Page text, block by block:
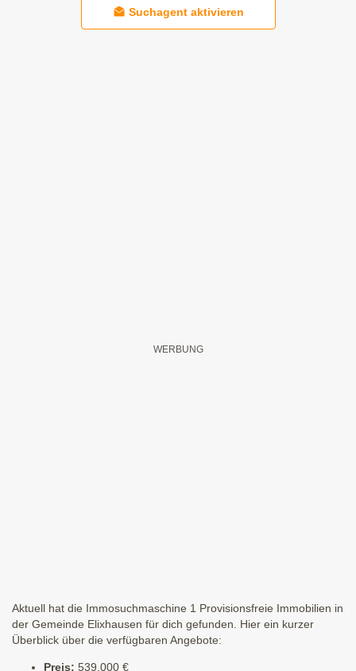
Suchagent aktivieren
Aktuell hat die Immosuchmaschine 1 Provisionsfreie Immobilien in
der Gemeinde Elixhausen für dich gefunden. Hier ein kurzer
Überblick über die verfügbaren Angebote:
Preis: 539.000 €